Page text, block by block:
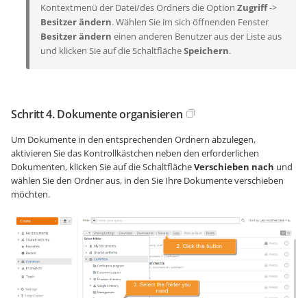
Kontextmenü der Datei/des Ordners die Option Zugriff->
Besitzer ändern. Wählen Sie im sich öffnenden Fenster
Besitzer ändern einen anderen Benutzer aus der Liste aus
und klicken Sie auf die SchaltflächeSpeichern.
Schritt 4. Dokumente organisieren
Um Dokumente in den entsprechenden Ordnern abzulegen,
aktivieren Sie das Kontrollkästchen neben den erforderlichen
Dokumenten, klicken Sie auf die SchaltflächeVerschieben nach und
wählen Sie den Ordner aus, in den Sie Ihre Dokumente verschieben
möchten.